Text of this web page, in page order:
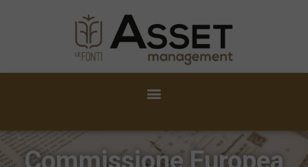
Commissione Europea